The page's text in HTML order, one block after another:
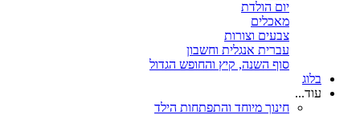
יום הולדת
מאכלים
צבעים וצורות
עברית אנגלית וחשבון
סוף השנה, קיץ והחופש הגדול
בלוג
עוד...
חינוך מיוחד והתפתחות הילד